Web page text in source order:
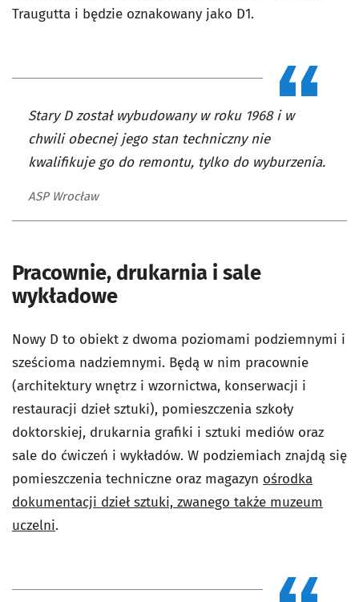
Traugutta i będzie oznakowany jako D1.
Stary D został wybudowany w roku 1968 i w
chwili obecnej jego stan techniczny nie
kwalifikuje go do remontu, tylko do wyburzenia.
ASP Wrocław
Pracownie, drukarnia i sale
wykładowe
Nowy D to obiekt z dwoma poziomami podziemnymi i
sześcioma nadziemnymi. Będą w nim pracownie
(architektury wnętrz i wzornictwa, konserwacji i
restauracji dzieł sztuki), pomieszczenia szkoły
doktorskiej, drukarnia grafiki i sztuki mediów oraz
sale do ćwiczeń i wykładów. W podziemiach znajdą się
pomieszczenia techniczne oraz magazyn ośrodka
dokumentacji dzieł sztuki, zwanego także muzeum
uczelni.